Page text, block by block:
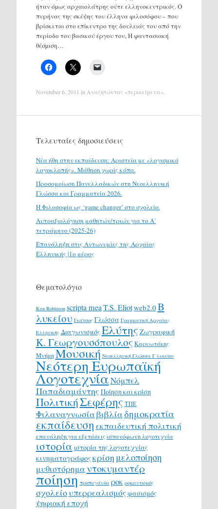
ήταν όµως αρχαιολάτρης ούτε ελληνοκεντρικός. Ο
πυρήνας της σκέψης του έλληνα φιλοσόφου – που
βρίσκεται στο επίκεντρο της δουλειάς του από την
περίοδο του βασικού έργου του, Η φαντασιακή
θέσµιση…
November 6, 2011 in Αναζητώντας «περικείμενα»
Τελευταίες δημοσιεύσεις
Νέα ήθη στην εκπαίδευση: Αριστεία με «λογισμικό
λογοκλοπής». Μάθηση χωρίς κόπο.
Προσομοίωση Πανελλαδικών στη Νεοελληνική
Γλώσσα και Γραμματεία 2026.
H Φιλοσοφία ως ‘game changer’ στο σχολείο.
Αυτοαξιολόγηση μαθητών/τριών για το Α΄
τετράμηνο (2025-26)
Επανάληψη στις Αντωνυμίες της Αρχαίας
Ελληνικής |1ο μέρος
Θεματολόγιο
Ken Robinson scripta meaT.S. Eliotweb2.0 Β
λυκείου Γκάτσος Γλώσσα Γραμματική Αρχαίας
Ελληνικής ΔιαγωνισμόςΕλύτης Ζωγραφική
Κ. Γεωργουσόπουλος Καρυωτάκης
ΜνήμηΜουσική Νεοελληνική Γλώσσα Γ λυκείου
Νεότερη Ευρωπαϊκή
ΛογοτεχνίαΝόμπελ
Παπαδιαμάντης Ποίηση και κρίση
ΠολιτικήΣεφέρης ΤΠΕ
Φιλαναγνωσίαβιβλίαδημοκρατία
εκπαίδευση εκπαιδευτική πολιτική
επανάληψη για εξετάσεις ισπανόφωνη λογοτεχνία
ιστορία ιστορία της λογοτεχνίας
κινηματογράφοςκρίση μελοποίηση
μυθιστόρημα ντοκυμαντέρ
ποίηση προπαγάνδα ροκ ρομαντισμός
σχολείουπερρεαλισμόςφασισμός
ψηφιακή εποχή